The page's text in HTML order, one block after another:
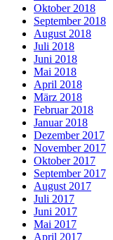
Oktober 2018
September 2018
August 2018
Juli 2018
Juni 2018
Mai 2018
April 2018
März 2018
Februar 2018
Januar 2018
Dezember 2017
November 2017
Oktober 2017
September 2017
August 2017
Juli 2017
Juni 2017
Mai 2017
April 2017